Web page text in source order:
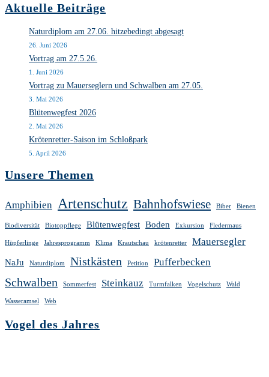
Aktuelle Beiträge
Naturdiplom am 27.06. hitzebedingt abgesagt
26. Juni 2026
Vortrag am 27.5.26.
1. Juni 2026
Vortrag zu Mauerseglern und Schwalben am 27.05.
3. Mai 2026
Blütenwegfest 2026
2. Mai 2026
Krötenretter-Saison im Schloßpark
5. April 2026
Unsere Themen
Amphibien Artenschutz Bahnhofswiese Biber Bienen
Biodiversität Biotoppflege Blütenwegfest Boden Exkursion Fledermaus
Hüpferlinge Jahresprogramm Klima Krautschau krötenretter Mauersegler
NaJu Naturdiplom Nistkästen Petition Pufferbecken
Schwalben Sommerfest Steinkauz Turmfalken Vogelschutz Wald
Wasseramsel Web
Vogel des Jahres